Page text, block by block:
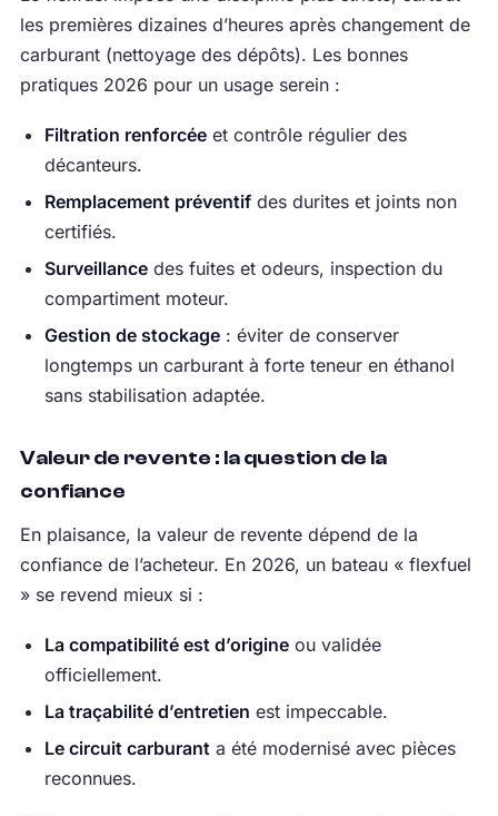
les premières dizaines d’heures après changement de
carburant (nettoyage des dépôts). Les bonnes
pratiques 2026 pour un usage serein :
Filtration renforcéeet contrôle régulier des
décanteurs.
Remplacement préventifdes durites et joints non
certifiés.
Surveillancedes fuites et odeurs, inspection du
compartiment moteur.
Gestion de stockage: éviter de conserver
longtemps un carburant à forte teneur en éthanol
sans stabilisation adaptée.
Valeur de revente : la question de la
confiance
En plaisance, la valeur de revente dépend de la
confiance de l’acheteur. En 2026, un bateau « flexfuel
» se revend mieux si :
La compatibilité est d’origineou validée
officiellement.
La traçabilité d’entretien est impeccable.
Le circuit carburanta été modernisé avec pièces
reconnues.